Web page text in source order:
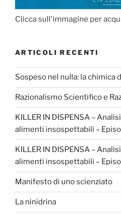
Clicca sull'immagine per
ARTICOLI RECENTI
Sospeso nel nulla: la chimica
Razionalismo Scientifico e
KILLER IN DISPENSA –
alimenti insospettabili –
KILLER IN DISPENSA –
alimenti insospettabili –
Manifesto di uno scienziato
La ninidrina